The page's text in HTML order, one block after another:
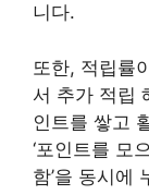
니다.
또한, 적립률
서 추가 적립
인트를 쌓고
‘포인트를 모
함’을 동시에